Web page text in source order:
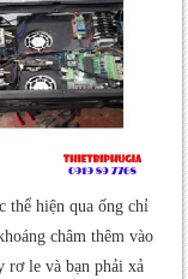
thể hiện qua ống chỉ
châm thêm vào
rơ le và bạn phải xả